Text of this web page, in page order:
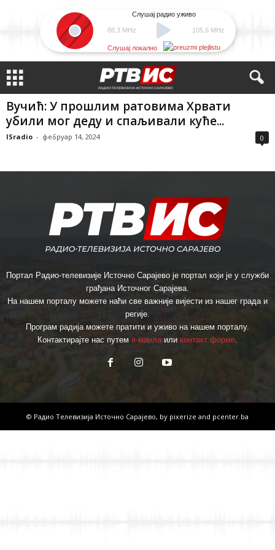
88,3 MHz
Слушај радио уживо
105,6 MHz
Слушај локално
Вучић: У прошлим ратовима Хрвати
убили мог деду и спаљивали куће...
ISradio - фебруар 14, 2024 0
Портал Радио-телевизије Источно Сарајево је портал који је у служби
грађана Источног Сарајева.
На нашем порталу можете наћи све важније вијести из нашег града и
регије.
Програм радија можете пратити и уживо на нашем порталу.
Контактирајте нас путем е-маилаили контакт форме.
© Радио Телевизија Источно Сарајево, by pixerize and pcenter.ba